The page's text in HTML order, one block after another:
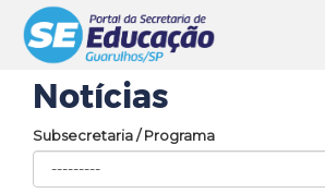
Notícias
Subsecretaria / Programa